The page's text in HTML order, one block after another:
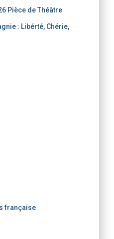
Pièce de Théâtre
: Libérté, Chérie,
française